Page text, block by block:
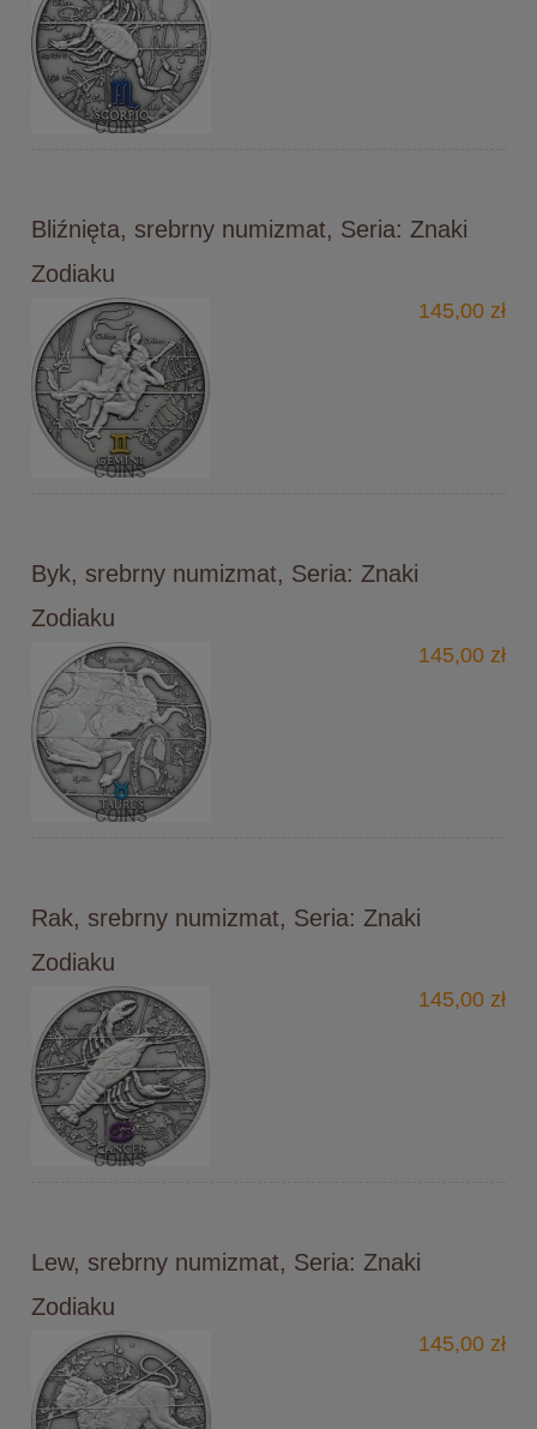
Bliźnięta, srebrny numizmat, Seria: Znaki
Zodiaku
145,00 zł
Byk, srebrny numizmat, Seria: Znaki
Zodiaku
145,00 zł
Rak, srebrny numizmat, Seria: Znaki
Zodiaku
145,00 zł
Lew, srebrny numizmat, Seria: Znaki
Zodiaku
145,00 zł